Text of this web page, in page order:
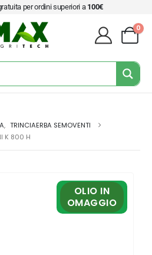
per ordini superiori a 100€
0
, TRINCIAERBA SEMOVENTI
K 800 H
OLIO IN
OMAGGIO